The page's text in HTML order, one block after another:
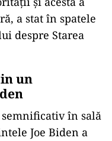
a stat în spatele
despre Starea
un
semnificativ în sală
Joe Biden a